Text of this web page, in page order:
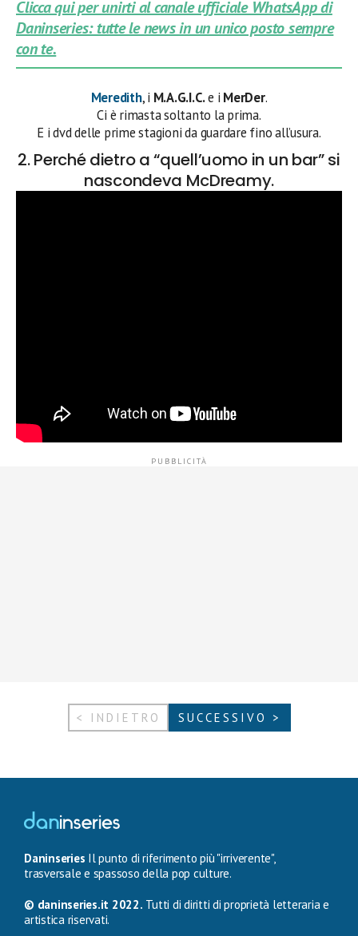
Clicca qui per unirti al canale ufficiale WhatsApp di
Daninseries: tutte le news in un unico posto sempre
con te.
Meredith, i M.A.G.I.C.e i MerDer.
Ci è rimasta soltanto la prima.
E i dvd delle prime stagioni da guardare fino all’usura.
2. Perché dietro a “quell’uomo in un bar” si
nascondeva McDreamy.
< INDIETRO SUCCESSIVO >
Daninseries Il punto di riferimento più "irriverente",
trasversale e spassoso della pop culture.
© daninseries.it 2022. Tutti di diritti di proprietà letteraria e
artistica riservati.